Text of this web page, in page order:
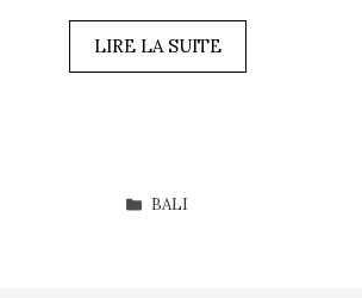
LIRE LA SUITE
CATÉGORIES
BALI